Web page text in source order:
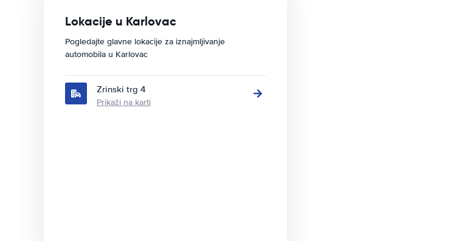
Lokacije u Karlovac
Pogledajte glavne lokacije za iznajmljivanje
automobila u Karlovac
Zrinski trg 4
Prikaži na karti